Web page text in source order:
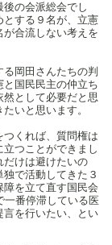
の会派総会でし
とする９名が、立憲
合流しない考えを
岡田さんたちの判
国民民主の仲立ち
として必要だと思
いと思います。
くれば、質問権は
つことができまし
だけは避けたいの
で活動してきた３
を立て直す国民会
一番停滞している医
言を行いたい、とい